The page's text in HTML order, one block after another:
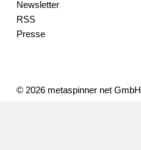
Newsletter
RSS
Presse
© 2026 metaspinner net GmbH